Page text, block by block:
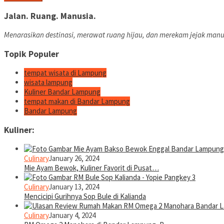
Jalan. Ruang. Manusia.
Menarasikan destinasi, merawat ruang hijau, dan merekam jejak
Topik Populer
tempat wisata di Lampung
wisata lampung
Kuliner Bandar Lampung
tempat makan di Bandar Lampung
Bandar Lampung
Kuliner:
CulinaryJanuary 26, 2024
Mie Ayam Bewok, Kuliner Favorit di Pusat…
CulinaryJanuary 13, 2024
Mencicipi Gurihnya Sop Bule di Kalianda
CulinaryJanuary 4, 2024